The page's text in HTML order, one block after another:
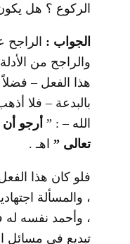
الركوع ؟ هل
الجواب : الراجح
والراجح من
هذا الفعل –
بالبدعة – فلا
الله – : ” أرجو
تعالى ” اهـ .
فلو كان هذا
، والمسألة
، وأحمد نفسه له
تبديع في مسائل